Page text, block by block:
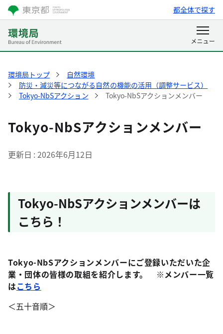
都全体で探す
環境局トップ
自然環境
防災・減災等につながる自然の機能の活用（調整サービス）
Tokyo-NbSアクション
Tokyo-NbSアクションメンバー
Tokyo-NbSアクションメンバー
更新日 2026年6月12日
Tokyo-NbSアクションメンバーは
こちら！
Tokyo-NbSアクションメンバーにご登録いただいた企
業・団体の皆様の取組を紹介します。 ※メンバー一覧
はこちら
＜五十音順＞